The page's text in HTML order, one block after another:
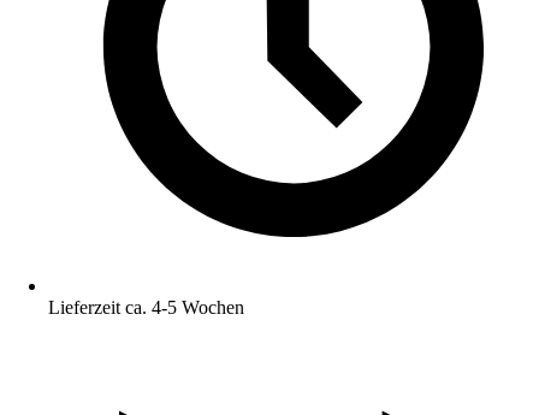
Lieferzeit ca. 4-5 Wochen